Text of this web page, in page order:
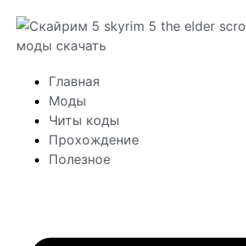
Главная
Моды
Читы коды
Прохождение
Полезное